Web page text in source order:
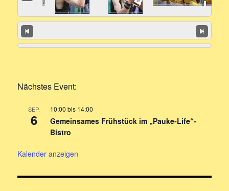
Nächstes Event:
SEP.
6
10:00 bis 14:00
Gemeinsames Frühstück im „Pauke-Life“-
Bistro
Kalender anzeigen